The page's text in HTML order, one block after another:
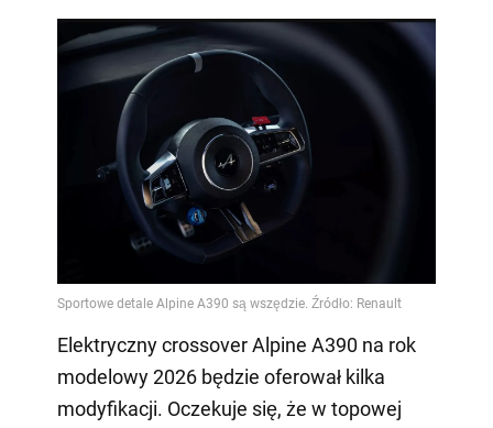
Elektryczny crossover Alpine A390 na rok
modelowy 2026 będzie oferował kilka
modyfikacji. Oczekuje się, że w topowej